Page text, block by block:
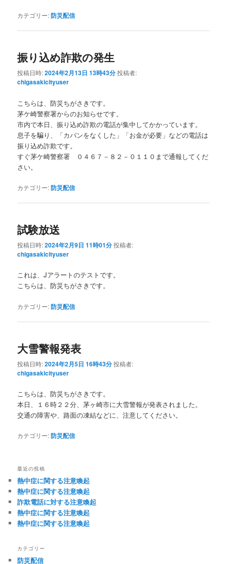
カテゴリー:防災配信
振り込め詐欺の発生
投稿日時:2024年2月13日 13時43分投稿者:
chigasakicityuser
こちらは、防災ちがさきです。
茅ケ崎警察署からのお知らせです。
市内で本日、振り込め詐欺の電話が集中してかかっています。
息子を騙り、「カバンをなくした」「お金が必要」などの電話は
振り込め詐欺です。
すぐ茅ケ崎警察署 ０４６７－８２－０１１０まで通報してくだ
さい。
カテゴリー:防災配信
試験放送
投稿日時:2024年2月9日 11時01分投稿者:
chigasakicityuser
これは、Jアラートのテストです。
こちらは、防災ちがさきです。
カテゴリー:防災配信
大雪警報発表
投稿日時:2024年2月5日 16時43分投稿者:
chigasakicityuser
こちらは、防災ちがさきです。
本日、１６時２２分、茅ヶ崎市に大雪警報が発表されました。
交通の障害や、路面の凍結などに、注意してください。
カテゴリー:防災配信
最近の投稿
熱中症に関する注意喚起
熱中症に関する注意喚起
詐欺電話に対する注意喚起
熱中症に関する注意喚起
熱中症に関する注意喚起
カテゴリー
防災配信